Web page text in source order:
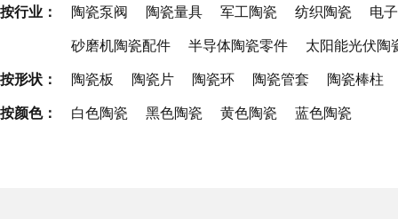
按行业： 陶瓷泵阀 陶瓷量具 军工陶瓷 纺织陶瓷 电
砂磨机陶瓷配件 半导体陶瓷零件 太阳能光伏陶
按形状： 陶瓷板 陶瓷片 陶瓷环 陶瓷管套 陶瓷棒柱
按颜色： 白色陶瓷 黑色陶瓷 黄色陶瓷 蓝色陶瓷